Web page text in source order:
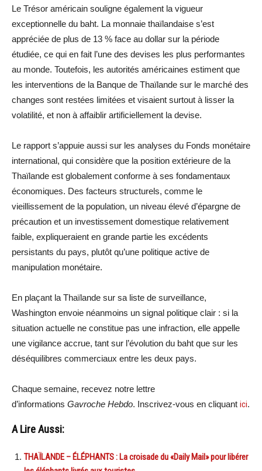
Le Trésor américain souligne également la vigueur
exceptionnelle du baht. La monnaie thaïlandaise s’est
appréciée de plus de 13 % face au dollar sur la période
étudiée, ce qui en fait l’une des devises les plus performantes
au monde. Toutefois, les autorités américaines estiment que
les interventions de la Banque de Thaïlande sur le marché des
changes sont restées limitées et visaient surtout à lisser la
volatilité, et non à affaiblir artificiellement la devise.
Le rapport s’appuie aussi sur les analyses du Fonds monétaire
international, qui considère que la position extérieure de la
Thaïlande est globalement conforme à ses fondamentaux
économiques. Des facteurs structurels, comme le
vieillissement de la population, un niveau élevé d’épargne de
précaution et un investissement domestique relativement
faible, expliqueraient en grande partie les excédents
persistants du pays, plutôt qu’une politique active de
manipulation monétaire.
En plaçant la Thaïlande sur sa liste de surveillance,
Washington envoie néanmoins un signal politique clair : si la
situation actuelle ne constitue pas une infraction, elle appelle
une vigilance accrue, tant sur l’évolution du baht que sur les
déséquilibres commerciaux entre les deux pays.
Chaque semaine, recevez notre lettre
d’informations Gavroche Hebdo. Inscrivez-vous en cliquant ici.
A Lire Aussi:
THAÏLANDE – ÉLÉPHANTS : La croisade du «Daily Mail» pour libérer